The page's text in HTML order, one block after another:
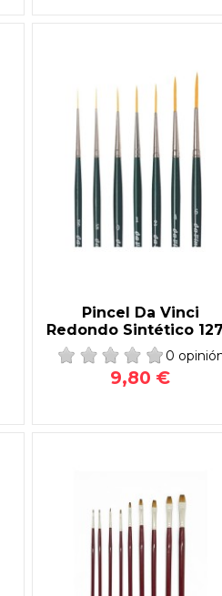
Pincel Da Vinci
Redondo Sintético
0
9,80 €